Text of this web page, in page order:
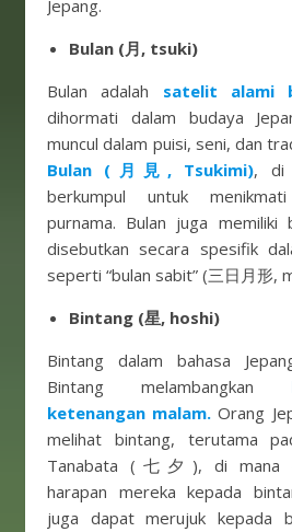
Jepang.
Bulan (月, tsuki)
Bulan adalah
satelit alami
dihormati dalam budaya
muncul dalam puisi, seni, dan
Bulan (月見, Tsukimi), di
berkumpul untuk
purnama. Bulan juga memiliki
disebutkan secara spesifik
seperti “bulan sabit” (三日月形,
Bintang (星, hoshi)
Bintang dalam bahasa
Bintang melambangkan
ketenangan malam. Orang
melihat bintang, terutama
Tanabata (七夕), di mana
harapan mereka kepada
juga dapat merujuk kepada